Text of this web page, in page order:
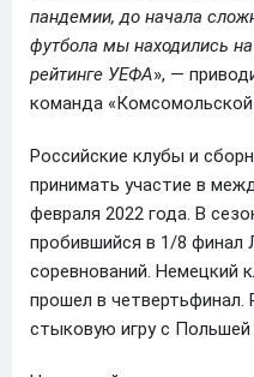
пандемии, до начала
футбола мы находились
рейтинге УЕФА», —
команда
Российские клубы и
принимать участие в
февраля 2022 года. В
пробившийся в 1/8 финал
соревнований. Немецкий
прошел в четвертьфинал.
стыковую игру с Польшей